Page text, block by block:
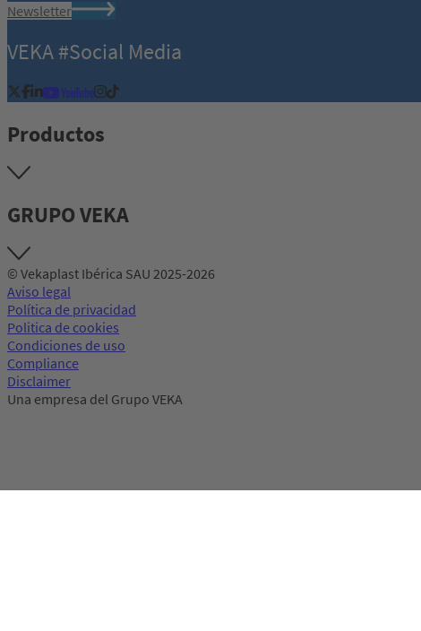
Newsletter
VEKA #Social Media
Productos
GRUPO VEKA
© Vekaplast Ibérica SAU 2025-2026
Aviso legal
Política de privacidad
Politica de cookies
Condiciones de uso
Compliance
Disclaimer
Una empresa del Grupo VEKA